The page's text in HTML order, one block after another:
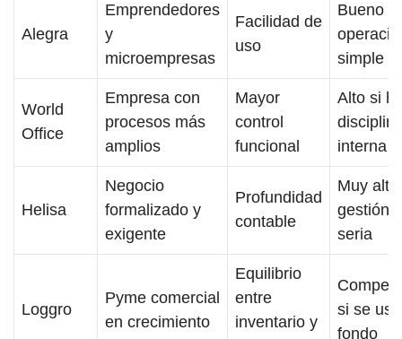
Alegra
Emprendedores
y
microempresas
Facilidad de
uso
Bueno
simple
World
Office
Empresa con
procesos más
amplios
Mayor
control
funcional
Alto si
interna
Helisa
Negocio
formalizado y
exigente
Profundidad
contable
Muy alto
gestión
seria
Loggro
Pyme comercial
en crecimiento
Equilibrio
entre
inventario y
si se
fondo